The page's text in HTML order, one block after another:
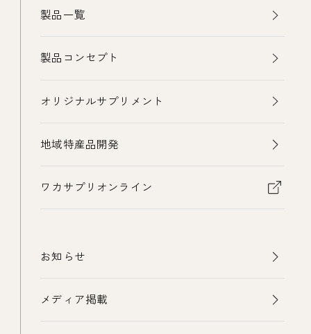
製品一覧
製品コンセプト
オリジナルサプリメント
地域特産品開発
ワカサプリオンライン
お知らせ
メディア掲載